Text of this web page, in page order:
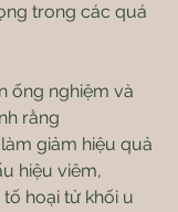
trong các quá
ống nghiệm và
rằng
giảm hiệu quả
hiệu viêm,
hoại tử khối u